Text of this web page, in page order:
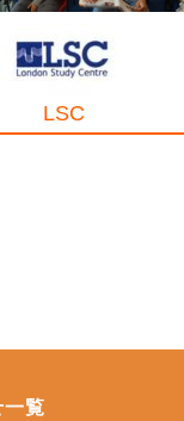
LSC
一覧